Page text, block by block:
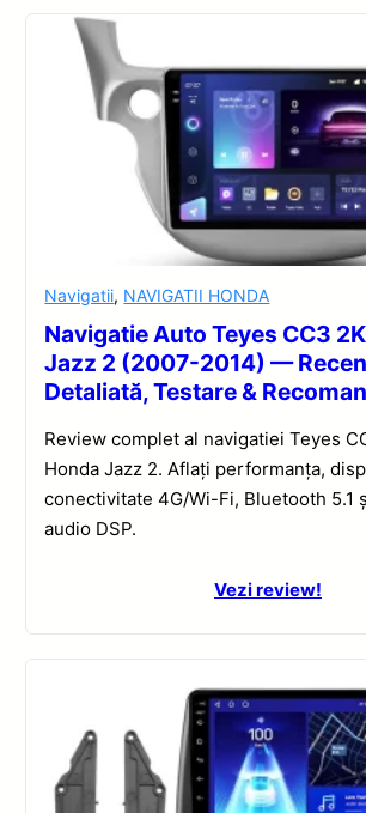
Navigatii, NAVIGATII HONDA
Navigatie Auto Teyes CC3
Jazz 2 (2007-2014) —
Detaliată, Testare &
Review complet al navigatiei Teyes
Honda Jazz 2. Aflați performanța,
conectivitate 4G/Wi-Fi, Bluetooth 5.1
audio DSP.
Vezi review!